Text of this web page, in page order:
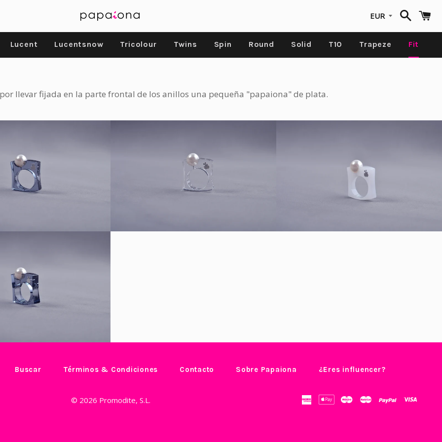
Lucent Lucentsnow Tricolour Twins Spin Round Solid T10 Trapeze Fit
llevar fijada en la parte frontal de los anillos una pequeña "papaiona" de plata.
Precio
€48,00 EUR
Precio
€48,00 EUR
Precio
€48,00 EUR
Precio
€48,00 EUR
Buscar Términos & Condiciones Contacto Sobre Papaiona ¿Eres influencer?
© 2026 Promodite, S.L.
americanapplemaestromasterpaypalvisa